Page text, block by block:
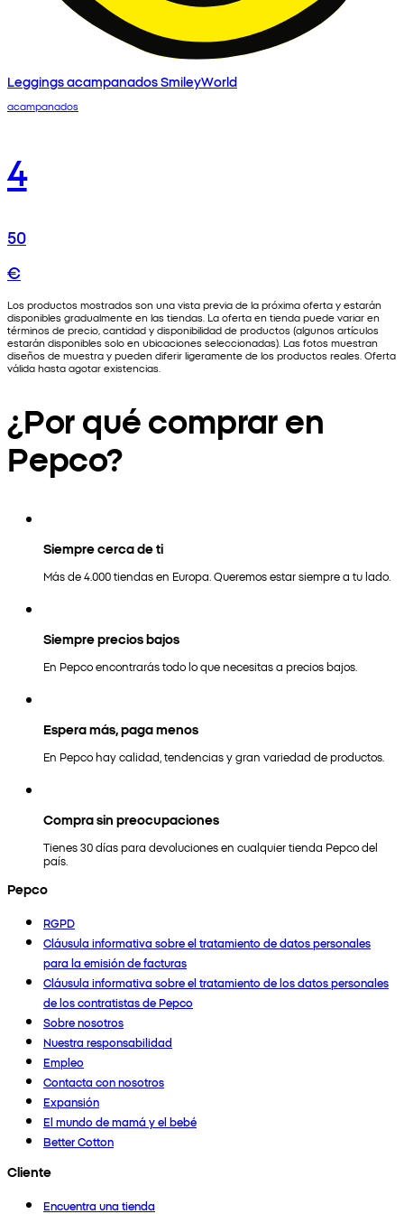
Leggings acampanados SmileyWorld
acampanados
4
50
€
Los productos mostrados son una vista previa de la próxima oferta y estarán
disponibles gradualmente en las tiendas. La oferta en tienda puede variar en
términos de precio, cantidad y disponibilidad de productos (algunos artículos
estarán disponibles solo en ubicaciones seleccionadas). Las fotos muestran
diseños de muestra y pueden diferir ligeramente de los productos reales. Oferta
válida hasta agotar existencias.
¿Por qué comprar en
Pepco?
Siempre cerca de ti
Más de 4.000 tiendas en Europa. Queremos estar siempre a tu lado.
Siempre precios bajos
En Pepco encontrarás todo lo que necesitas a precios bajos.
Espera más, paga menos
En Pepco hay calidad, tendencias y gran variedad de productos.
Compra sin preocupaciones
Tienes 30 días para devoluciones en cualquier tienda Pepco del
país.
Pepco
RGPD
Cláusula informativa sobre el tratamiento de datos personales
para la emisión de facturas
Cláusula informativa sobre el tratamiento de los datos personales
de los contratistas de Pepco
Sobre nosotros
Nuestra responsabilidad
Empleo
Contacta con nosotros
Expansión
El mundo de mamá y el bebé
Better Cotton
Cliente
Encuentra una tienda